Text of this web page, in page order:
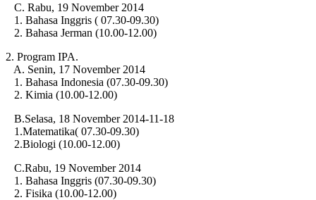
C. Rabu, 19 November 2014
1. Bahasa Inggris ( 07.30-09.30)
2. Bahasa Jerman (10.00-12.00)
2. Program IPA.
A. Senin, 17 November 2014
1. Bahasa Indonesia (07.30-09.30)
2. Kimia (10.00-12.00)
B.Selasa, 18 November 2014-11-18
1.Matematika( 07.30-09.30)
2.Biologi (10.00-12.00)
C.Rabu, 19 November 2014
1. Bahasa Inggris (07.30-09.30)
2. Fisika (10.00-12.00)